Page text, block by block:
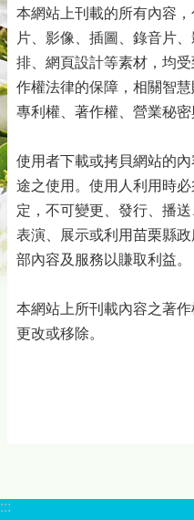
線
上
查
詢
業
務
區
綜
合
資
訊
載
專
區
首
本網站上刊載的所有內容
片、影像、插圖、錄音片
排、網頁設計等素材，均
作權法律的保障，相關智
專利權、著作權、營業秘密
使用者下載或拷貝網站的
途之使用。使用人利用時
定，不可變更、發行、播
表演、展示或利用苗栗縣
部內容及服務以賺取利益。
本網站上所刊載內容之著
更改或移除。
:::